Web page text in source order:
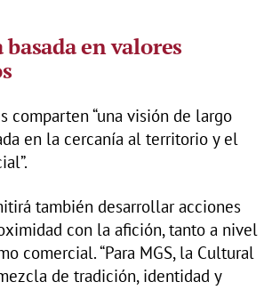
en valores
comparten “una visión de largo
en la cercanía al territorio y el
también desarrollar acciones
con la afición, tanto a nivel
comercial. “Para MGS, la Cultural
de tradición, identidad y